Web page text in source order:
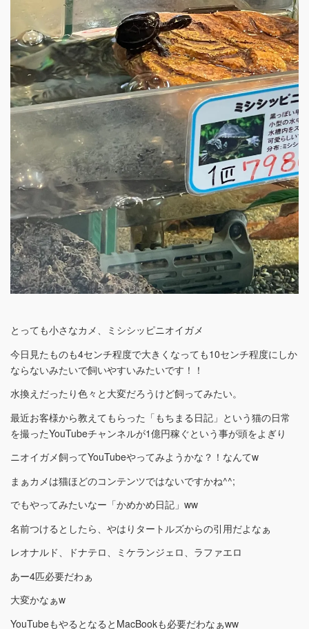
とっても小さなカメ、ミシシッピニオイガメ
今日見たものも4センチ程度で大きくなっても10センチ程度にしか
ならないみたいで飼いやすいみたいです！！
水換えだったり色々と大変だろうけど飼ってみたい。
最近お客様から教えてもらった「もちまる日記」という猫の日常
を撮ったYouTubeチャンネルが1億円稼ぐという事が頭をよぎり
ニオイガメ飼ってYouTubeやってみようかな？！なんてw
まぁカメは猫ほどのコンテンツではないですかね^^;
でもやってみたいなー「かめかめ日記」ww
名前つけるとしたら、やはりタートルズからの引用だよなぁ
レオナルド、ドナテロ、ミケランジェロ、ラファエロ
あー4匹必要だわぁ
大変かなぁw
YouTubeもやるとなるとMacBookも必要だわなぁww